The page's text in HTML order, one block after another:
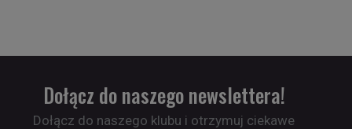
Dołącz do naszego newslettera!
Dołącz do naszego klubu i otrzymuj ciekawe